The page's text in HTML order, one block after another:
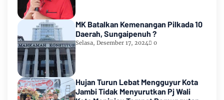
MK Batalkan Kemenangan Pilkada 10
Daerah, Sungaipenuh ?
Selasa, Desember 17, 2024 0
Hujan Turun Lebat Mengguyur Kota
Jambi Tidak Menyurutkan Pj Wali